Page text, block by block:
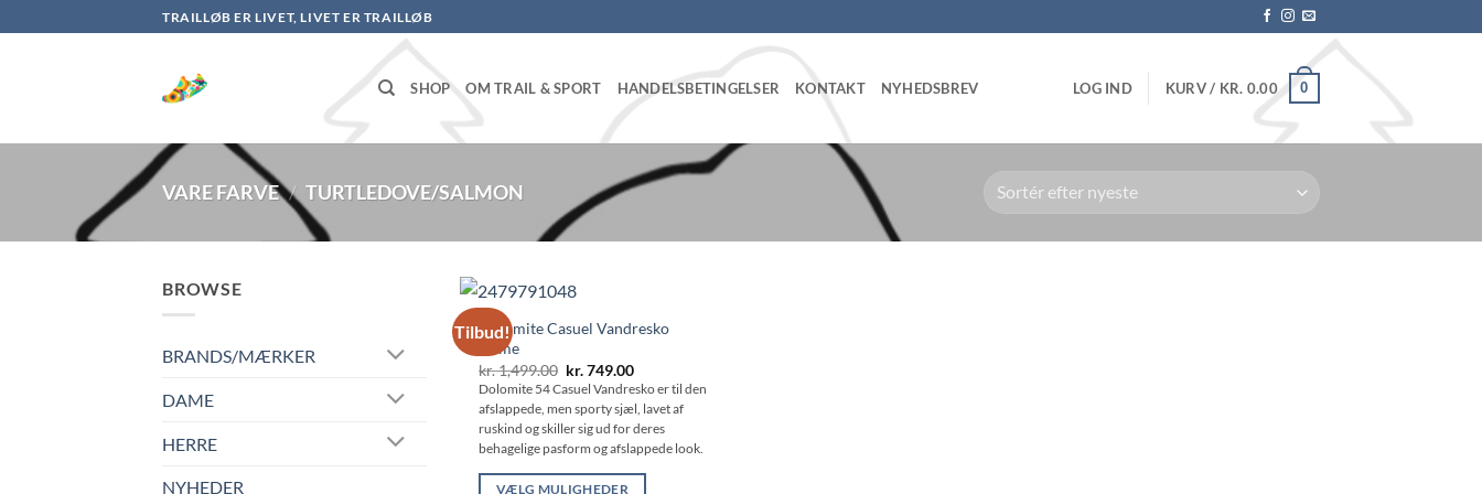
til
TRAILLØB ER LIVET, LIVET ER TRAILLØB
SHOP OM TRAIL & SPORT HANDELSBETINGELSER KONTAKT NYHEDSBREV LOG IND KURV / KR. 0.00 0
VARE FARVE / TURTLEDOVE/SALMON
BROWSE
BRANDS/MÆRKER
DAME
HERRE
NYHEDER
Tilbud!
Dolomite Casuel Vandresko
Dame
kr.1,499.00 Den
oprindelige
pris
var:
kr. 1,499.00.
kr.749.00Den
aktuelle
pris
er:
kr. 749.00.
Dolomite 54 Casuel Vandresko er til den
afslappede, men sporty sjæl, lavet af
ruskind og skiller sig ud for deres
behagelige pasform og afslappede look.
VÆLG MULIGHEDER